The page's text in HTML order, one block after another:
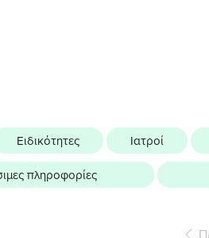
Ειδικότητες Ιατροί
πληροφορίες